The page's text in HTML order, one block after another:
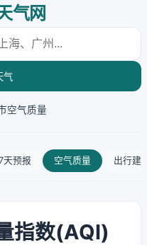
气网
气
空气质量
天预报 空气质量 出行建
指数(AQI)